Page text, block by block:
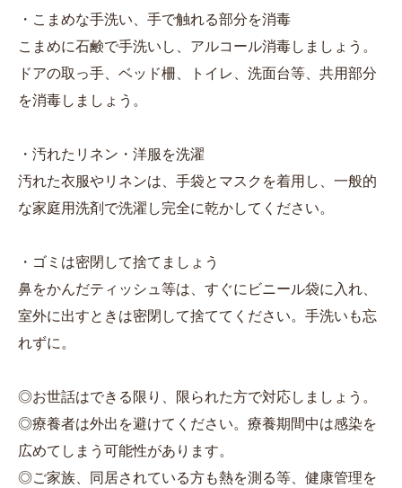
・こまめな手洗い、手で触れる部分を消毒
こまめに石鹸で手洗いし、アルコール消毒しましょう。
ドアの取っ手、ベッド柵、トイレ、洗面台等、共用部分
を消毒しましょう。
・汚れたリネン・洋服を洗濯
汚れた衣服やリネンは、手袋とマスクを着用し、一般的
な家庭用洗剤で洗濯し完全に乾かしてください。
・ゴミは密閉して捨てましょう
鼻をかんだティッシュ等は、すぐにビニール袋に入れ、
室外に出すときは密閉して捨ててください。手洗いも忘
れずに。
◎お世話はできる限り、限られた方で対応しましょう。
◎療養者は外出を避けてください。療養期間中は感染を
広めてしまう可能性があります。
◎ご家族、同居されている方も熱を測る等、健康管理を